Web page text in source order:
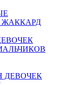
ДЕВОЧЕК